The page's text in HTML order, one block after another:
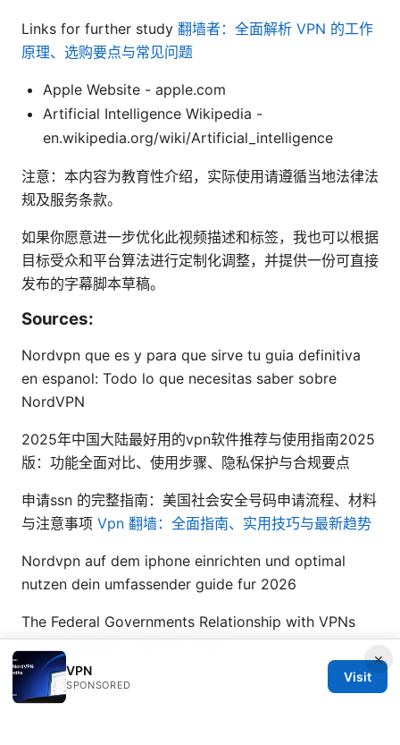
Links for further study 翻墙者：全面解析 VPN 的工作
原理、选购要点与常见问题
Apple Website - apple.com
Artificial Intelligence Wikipedia -
en.wikipedia.org/wiki/Artificial_intelligence
注意：本内容为教育性介绍，实际使用请遵循当地法律法
规及服务条款。
如果你愿意进一步优化此视频描述和标签，我也可以根据
目标受众和平台算法进行定制化调整，并提供一份可直接
发布的字幕脚本草稿。
Sources:
Nordvpn que es y para que sirve tu guia definitiva
en espanol: Todo lo que necesitas saber sobre
NordVPN
2025年中国大陆最好用的vpn软件推荐与使用指南2025
版：功能全面对比、使用步骤、隐私保护与合规要点
申请ssn 的完整指南：美国社会安全号码申请流程、材料
与注意事项 Vpn 翻墙：全面指南、实用技巧与最新趋势
Nordvpn auf dem iphone einrichten und optimal
nutzen dein umfassender guide fur 2026
The Federal Governments Relationship with VPNs
More Complex Than You Think
×
VPN
SPONSORED
Visit